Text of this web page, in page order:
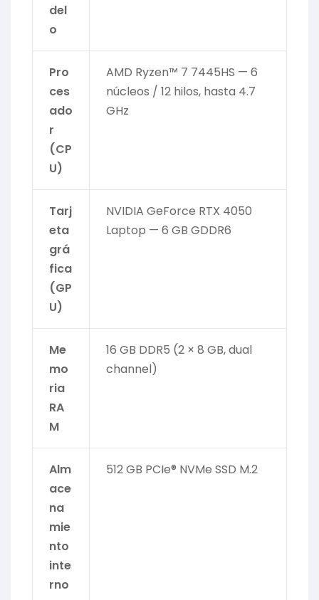
del
o
Pro
ces
ado
r
(CP
U)
AMD Ryzen™ 7 7445HS — 6
núcleos / 12 hilos, hasta 4.7
GHz
Tarj
eta
grá
fica
(GP
U)
NVIDIA GeForce RTX 4050
Laptop — 6 GB GDDR6
Me
mo
ria
RA
M
16 GB DDR5 (2 × 8 GB, dual
channel)
Alm
ace
na
mie
nto
inte
rno
512 GB PCIe® NVMe SSD M.2